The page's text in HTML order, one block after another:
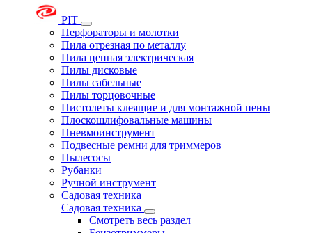
PIT
Перфораторы и молотки
Пила отрезная по металлу
Пила цепная электрическая
Пилы дисковые
Пилы сабельные
Пилы торцовочные
Пистолеты клеящие и для монтажной пены
Плоскошлифовальные машины
Пневмоинструмент
Подвесные ремни для триммеров
Пылесосы
Рубанки
Ручной инструмент
Садовая техника
Садовая техника
Смотреть весь раздел